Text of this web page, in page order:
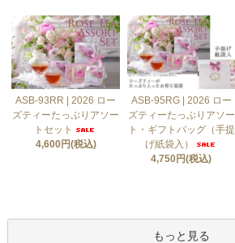
ASB-93RR | 2026 ロー
ズティーたっぷりアソー
トセット
4,600円(税込)
ASB-95RG | 2026 ロー
ズティーたっぷりアソー
ト・ギフトバッグ（手提
げ紙袋入）
4,750円(税込)
もっと見る